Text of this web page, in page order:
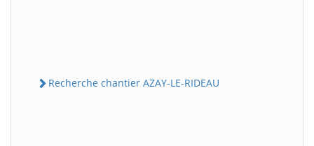
Recherche chantier AZAY-LE-RIDEAU